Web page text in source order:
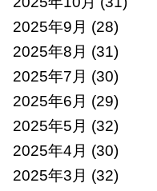
2025年9月 (28)
2025年8月 (31)
2025年7月 (30)
2025年6月 (29)
2025年5月 (32)
2025年4月 (30)
2025年3月 (32)